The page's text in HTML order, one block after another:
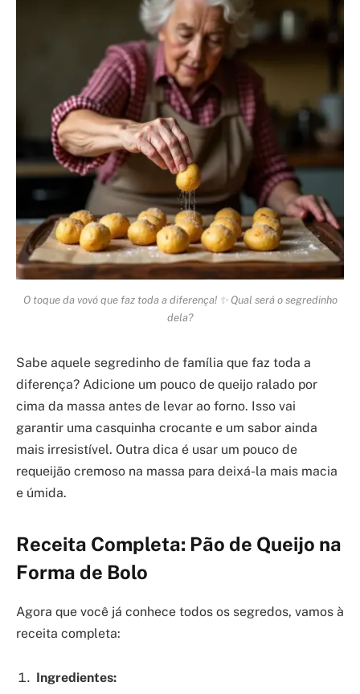
O toque da vovó que faz toda a diferença! ✨ Qual será o segredinho
dela?
Sabe aquele segredinho de família que faz toda a
diferença? Adicione um pouco de queijo ralado por
cima da massa antes de levar ao forno. Isso vai
garantir uma casquinha crocante e um sabor ainda
mais irresistível. Outra dica é usar um pouco de
requeijão cremoso na massa para deixá-la mais macia
e úmida.
Receita Completa: Pão de Queijo na
Forma de Bolo
Agora que você já conhece todos os segredos, vamos à
receita completa:
Ingredientes: